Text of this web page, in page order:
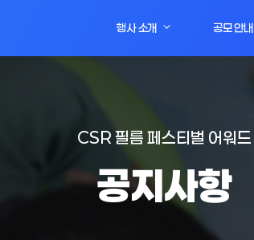
행사 소개 공모 안내
CSR 필름 페스티벌 어워드
공지사항